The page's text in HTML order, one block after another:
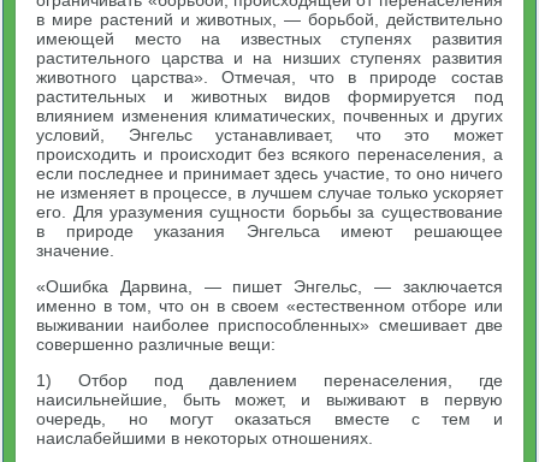
в мире растений и животных, — борьбой, действительно
имеющей место на известных ступенях развития
растительного царства и на низших ступенях развития
животного царства». Отмечая, что в природе состав
растительных и животных видов формируется под
влиянием изменения климатических, почвенных и других
условий, Энгельс устанавливает, что это может
происходить и происходит без всякого перенаселения, а
если последнее и принимает здесь участие, то оно ничего
не изменяет в процессе, в лучшем случае только ускоряет
его. Для уразумения сущности борьбы за существование
в природе указания Энгельса имеют решающее
значение.
«Ошибка Дарвина, — пишет Энгельс, — заключается
именно в том, что он в своем «естественном отборе или
выживании наиболее приспособленных» смешивает две
совершенно различные вещи:
1) Отбор под давлением перенаселения, где
наисильнейшие, быть может, и выживают в первую
очередь, но могут оказаться вместе с тем и
наислабейшими в некоторых отношениях.